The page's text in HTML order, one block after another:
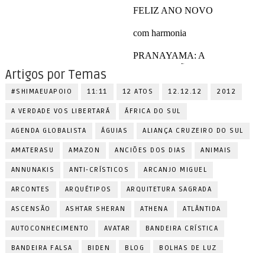
Artigos por Temas
#SHIMAEUAPOIO 11:11 12 ATOS 12.12.12 2012
A VERDADE VOS LIBERTARÁ ÁFRICA DO SUL
AGENDA GLOBALISTA ÁGUIAS ALIANÇA CRUZEIRO DO SUL
AMATERASU AMAZON ANCIÕES DOS DIAS ANIMAIS
ANNUNAKIS ANTI-CRÍSTICOS ARCANJO MIGUEL
ARCONTES ARQUÉTIPOS ARQUITETURA SAGRADA
ASCENSÃO ASHTAR SHERAN ATHENA ATLÂNTIDA
AUTOCONHECIMENTO AVATAR BANDEIRA CRÍSTICA
BANDEIRA FALSA BIDEN BLOG BOLHAS DE LUZ